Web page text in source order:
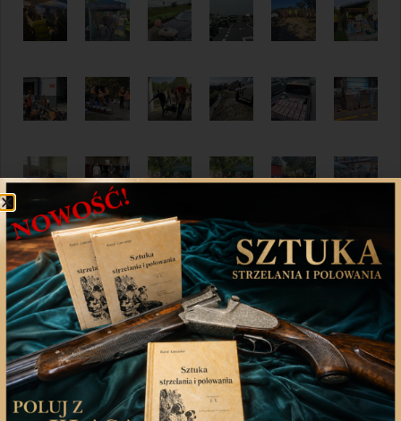
Udostępnij Twitter WhatsApp
Poprzedni artykuł Następny artykuł